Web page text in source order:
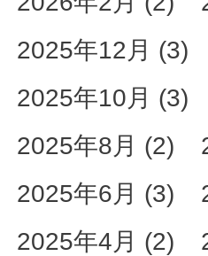
2025年12月 (3)
2025年10月 (3)
2025年8月 (2)
2025年6月 (3)
2025年4月 (2)